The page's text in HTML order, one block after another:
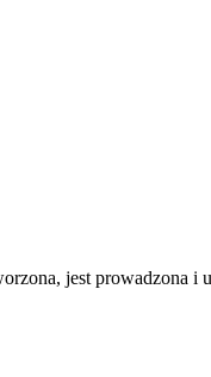
jest prowadzona i